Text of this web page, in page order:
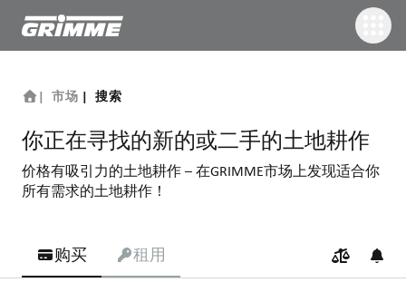
市场 搜索
你正在寻找的新的或二手的土地耕作
价格有吸引力的土地耕作 – 在GRIMME市场上发现适合你
所有需求的土地耕作！
购买 租用